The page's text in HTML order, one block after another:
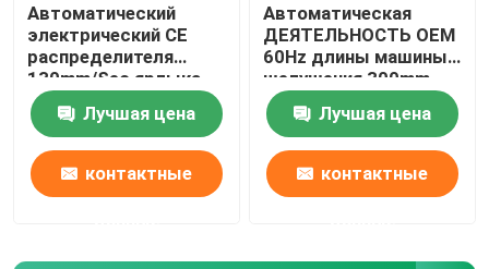
Автоматический
электрический CE
распределителя
130mm/Sec ярлыка
для прозрачных
стикеровЛучшая цена
контактные
Автоматическая
ДЕЯТЕЛЬНОСТЬ OEM
60Hz длины машины
шелушения 300mm
ярлыка ПРОСТАЯ
Лучшая цена
контактные